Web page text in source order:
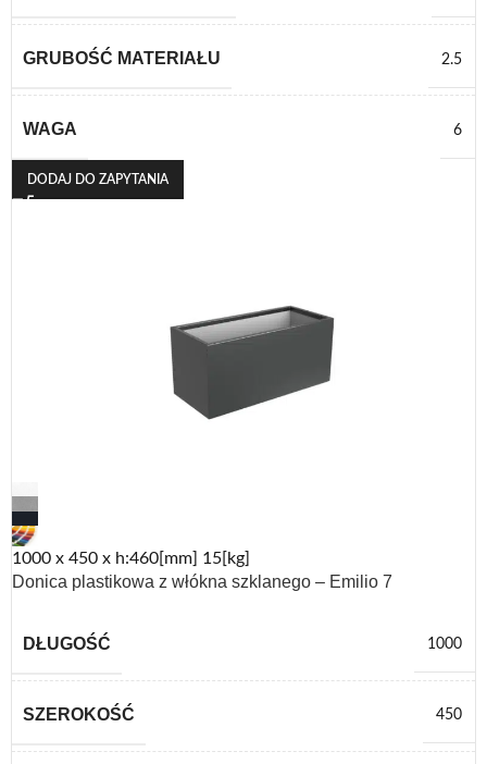
GRUBOŚĆ MATERIAŁU 2.5
WAGA 6
DODAJ DO ZAPYTANIA
1000 x 450 x h:460[mm] 15[kg]
Donica plastikowa z włókna szklanego – Emilio 7
DŁUGOŚĆ 1000
SZEROKOŚĆ 450